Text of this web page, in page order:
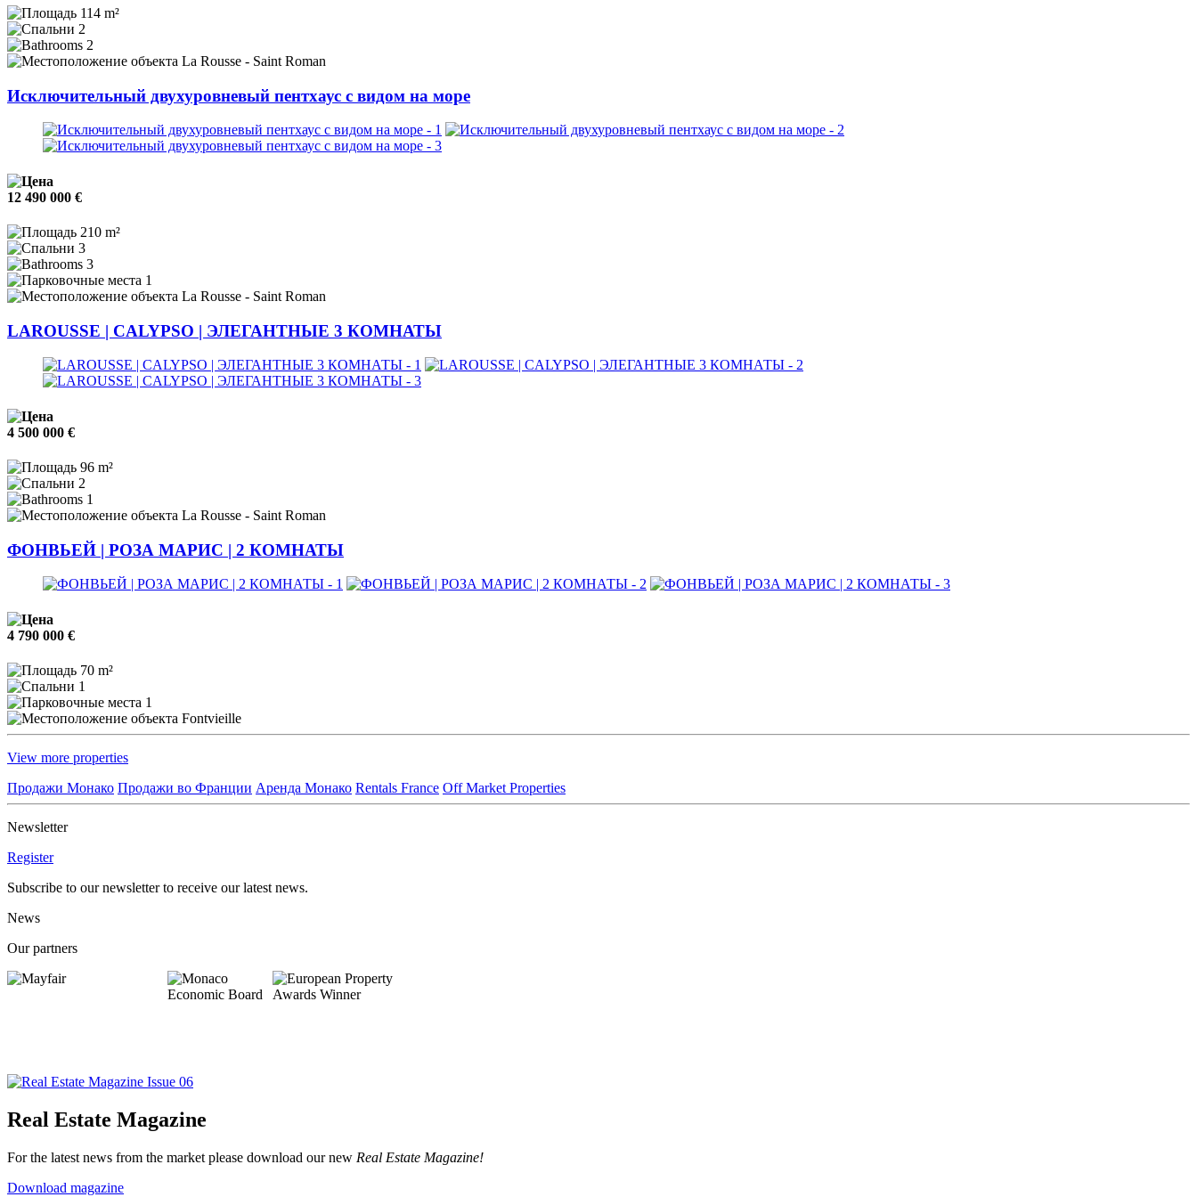
114 m²
2
2
La Rousse - Saint Roman
Исключительный двухуровневый пентхаус с видом на море
12 490 000 €
210 m²
3
3
1
La Rousse - Saint Roman
LAROUSSE | CALYPSO | ЭЛЕГАНТНЫЕ 3 КОМНАТЫ
4 500 000 €
96 m²
2
1
La Rousse - Saint Roman
ФОНВЬЕЙ | РОЗА МАРИС | 2 КОМНАТЫ
4 790 000 €
70 m²
1
1
Fontvieille
View more properties
Продажи Монако Продажи во Франции Аренда Монако Rentals France Off Market Properties
Newsletter
Register
Subscribe to our newsletter to receive our latest news.
News
Our partners
Real Estate Magazine
For the latest news from the market please download our new Real Estate Magazine!
Download magazine